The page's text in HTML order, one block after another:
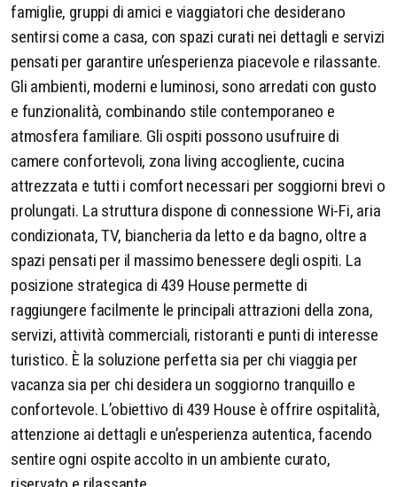
famiglie, gruppi di amici e viaggiatori che desiderano
sentirsi come a casa, con spazi curati nei dettagli e servizi
pensati per garantire un’esperienza piacevole e rilassante.
Gli ambienti, moderni e luminosi, sono arredati con gusto
e funzionalità, combinando stile contemporaneo e
atmosfera familiare. Gli ospiti possono usufruire di
camere confortevoli, zona living accogliente, cucina
attrezzata e tutti i comfort necessari per soggiorni brevi o
prolungati. La struttura dispone di connessione Wi-Fi, aria
condizionata, TV, biancheria da letto e da bagno, oltre a
spazi pensati per il massimo benessere degli ospiti. La
posizione strategica di 439 House permette di
raggiungere facilmente le principali attrazioni della zona,
servizi, attività commerciali, ristoranti e punti di interesse
turistico. È la soluzione perfetta sia per chi viaggia per
vacanza sia per chi desidera un soggiorno tranquillo e
confortevole. L’obiettivo di 439 House è offrire ospitalità,
attenzione ai dettagli e un’esperienza autentica, facendo
sentire ogni ospite accolto in un ambiente curato,